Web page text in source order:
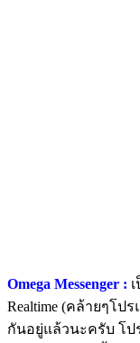
Omega Messenger :
Realtime (คล้ายๆโป
กันอยู่แล้วนะครับ โ